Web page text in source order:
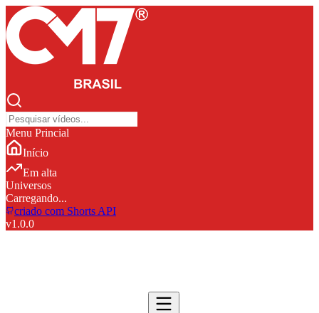
Menu Princial
Início
Em alta
Universos
Carregando...
criado com Shorts API
v1.0.0